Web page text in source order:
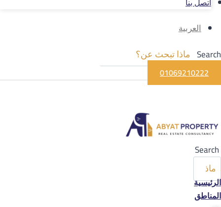
العربية
Search
01069210222
Search
الرئيسية
المناطق